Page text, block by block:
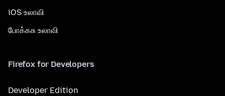
iOS உலாவி
போக்கசு உலாவி
Firefox for Developers
Developer Edition